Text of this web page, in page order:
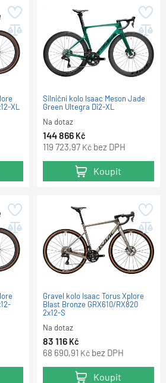
XL
Silniční kolo Isaac Meson Jade
Green Ultegra Di2-XL
Na dotaz
144 866 Kč
119 723,97 Kč bez DPH
Koupit
Gravel kolo Isaac Torus Xplore
Blast Bronze GRX610/RX820
2x12-S
Na dotaz
83 116 Kč
68 690,91 Kč bez DPH
Koupit